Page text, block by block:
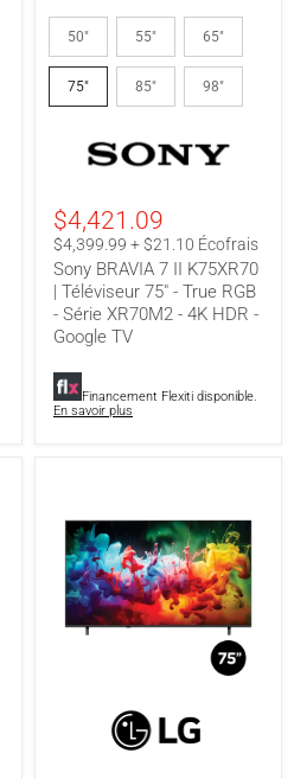
Sony
BRAVIA
II
K75XR70
|
Série
XR70M2
4K
HDR
TV
50" 55" 65"
75" 85" 98"
$4,421.09
$4,399.99 + $21.10 Écofrais
Sony BRAVIA 7 II K75XR70
| Téléviseur 75" - True RGB
- Série XR70M2 - 4K HDR -
Google TV
Financement Flexiti disponible.
En savoir plus
75QNED75BUA